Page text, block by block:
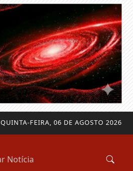
QUINTA-FEIRA, 06 DE AGOSTO 2026